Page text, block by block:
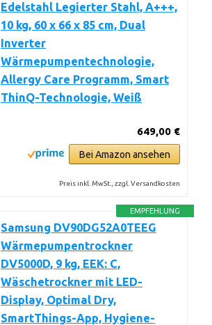
Edelstahl Legierter Stahl, A+++,
10 kg, 60 x 66 x 85 cm, Dual
Inverter
Wärmepumpentechnologie,
Allergy Care Programm, Smart
ThinQ-Technologie, Weiß
649,00 €
Bei Amazon ansehen
Preis inkl. MwSt., zzgl. Versandkosten
EMPFEHLUNG
Samsung DV90DG52A0TEEG
Wärmepumpentrockner
DV5000D, 9 kg, EEK: C,
Wäschetrockner mit LED-
Display, Optimal Dry,
SmartThings-App, Hygiene-